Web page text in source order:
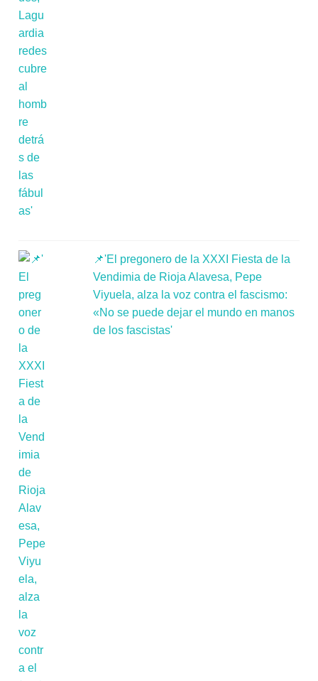
📌'El pregonero de la XXXI Fiesta de la
Vendimia de Rioja Alavesa, Pepe
Viyuela, alza la voz contra el fascismo:
«No se puede dejar el mundo en manos
de los fascistas'